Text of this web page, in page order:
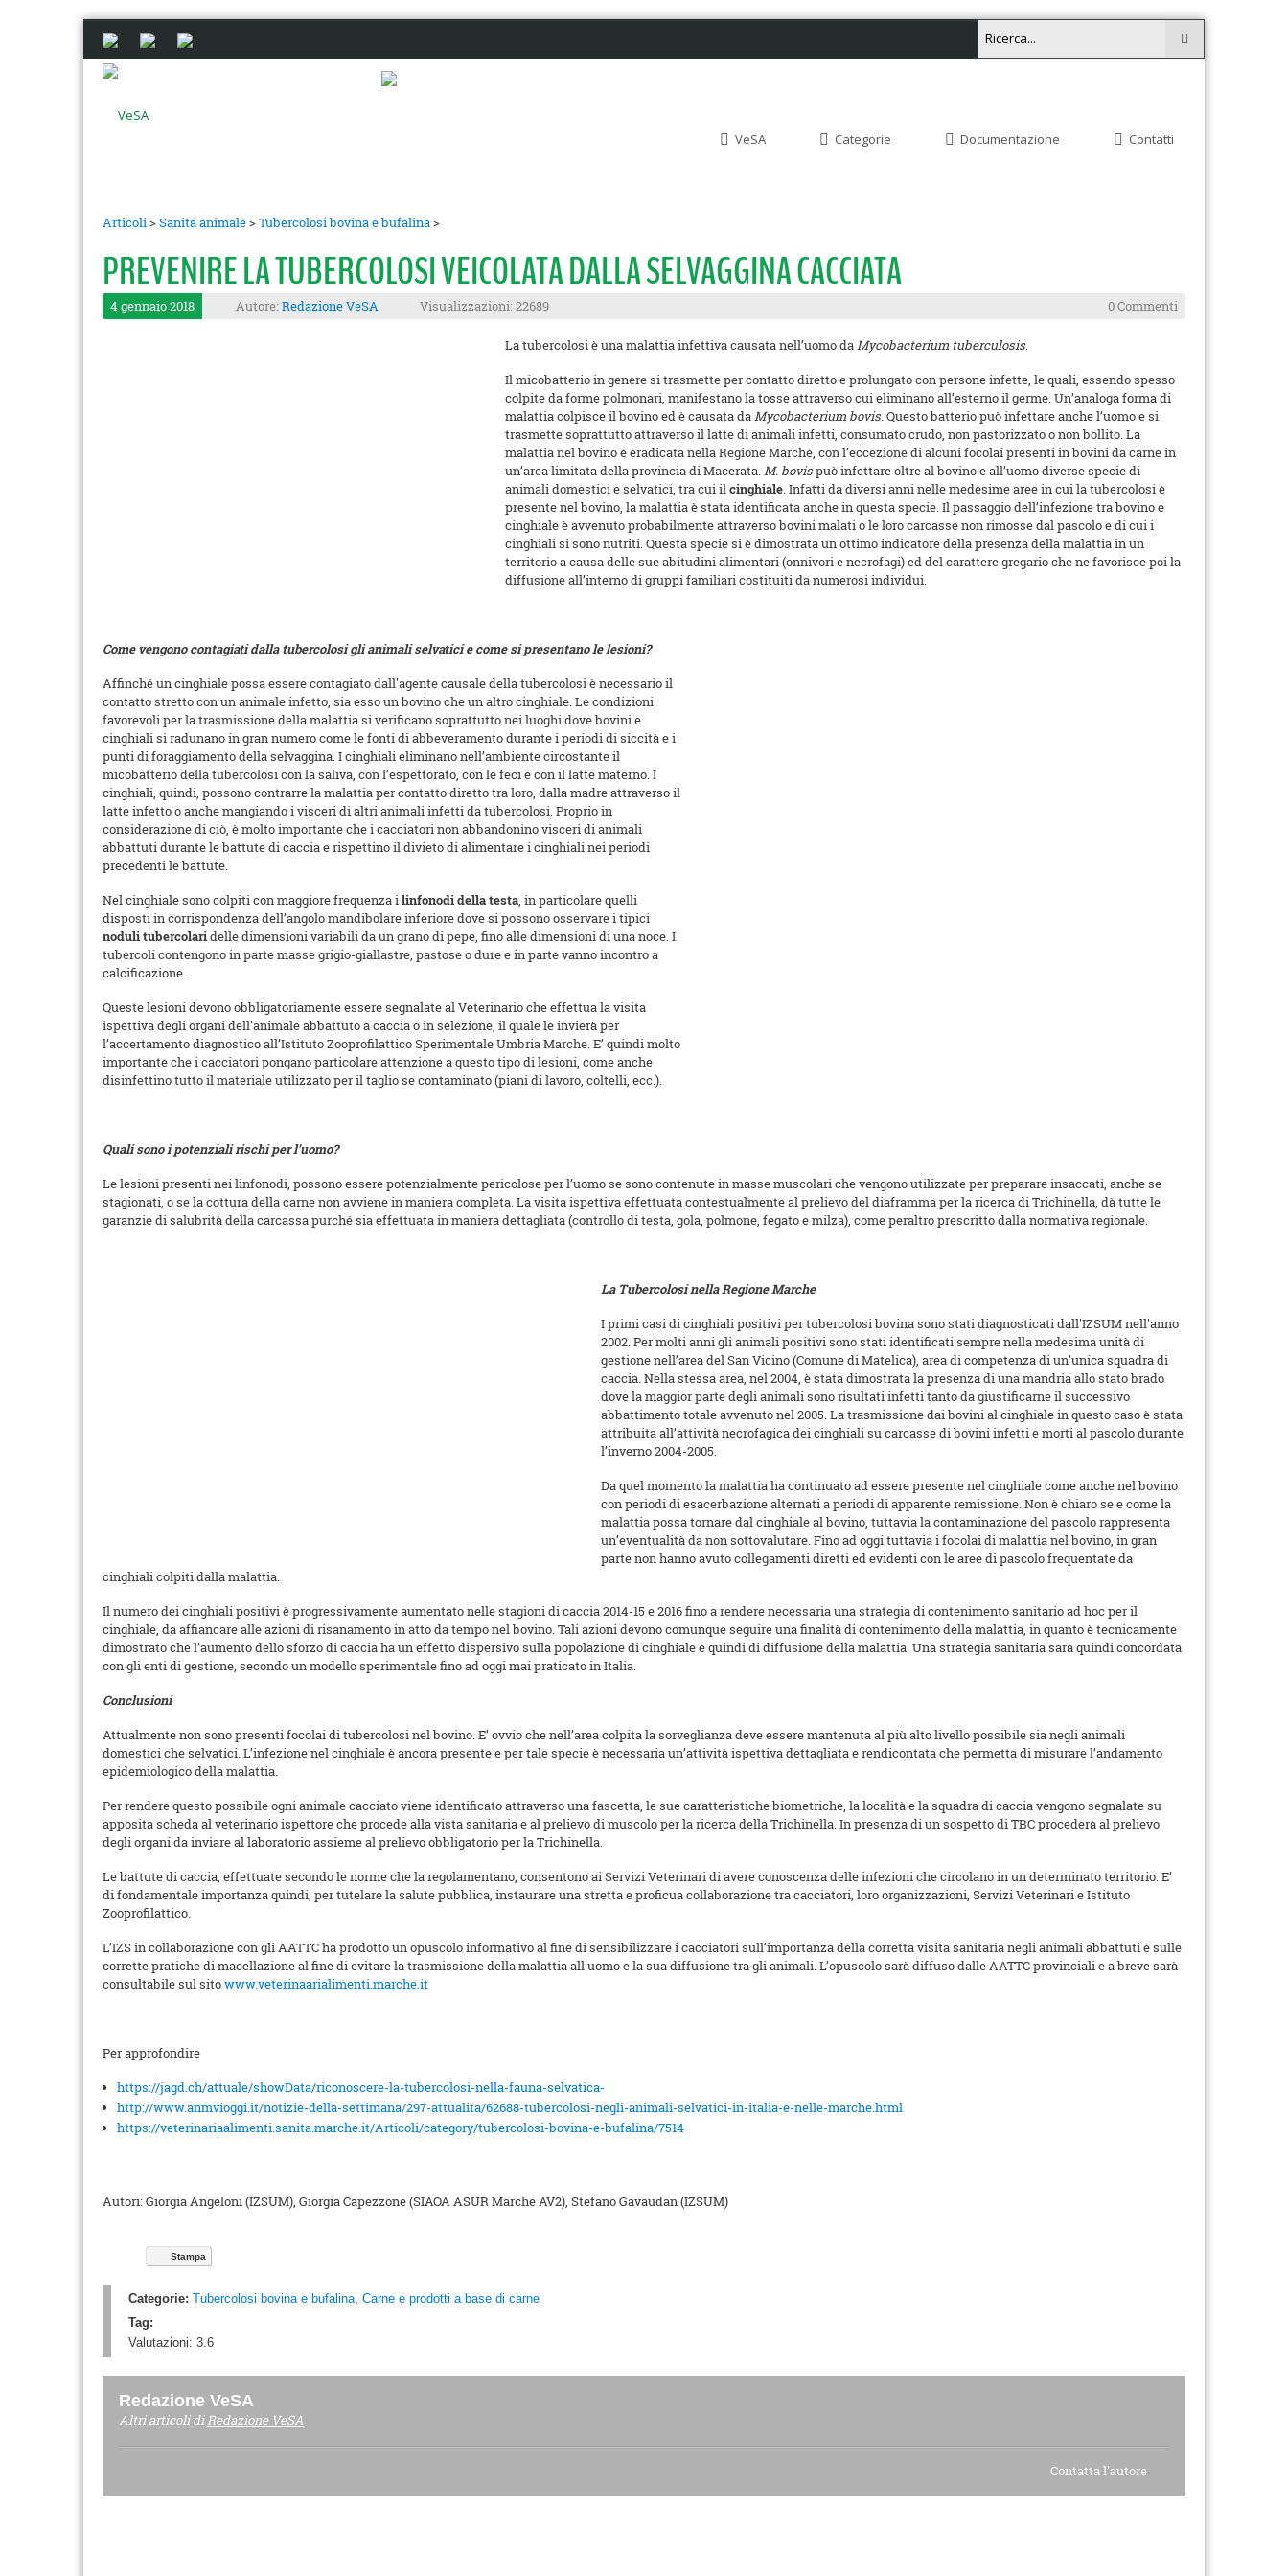
VeSA Categorie Documentazione Contatti
Articoli>Sanità animale>Tubercolosi bovina e bufalina>
PREVENIRE LA TUBERCOLOSI VEICOLATA DALLA SELVAGGINA CACCIATA
4 gennaio 2018 Autore: Redazione VeSA Visualizzazioni: 22689 0 Commenti
La tubercolosi è una malattia infettiva causata nell’uomo daMycobacterium tuberculosis.
Il micobatterio in genere si trasmette per contatto diretto e prolungato con persone infette, le quali, essendo spesso
colpite da forme polmonari, manifestano la tosse attraverso cui eliminano all’esterno il germe. Un’analoga forma di
malattia colpisce il bovino ed è causata daMycobacterium bovis. Questo batterio può infettare anche l’uomo e si
trasmette soprattutto attraverso il latte di animali infetti, consumato crudo, non pastorizzato o non bollito. La
malattia nel bovino è eradicata nella Regione Marche, con l’eccezione di alcuni focolai presenti in bovini da carne in
un’area limitata della provincia di Macerata.M. bovispuò infettare oltre al bovino e all’uomo diverse specie di
animali domestici e selvatici, tra cui ilcinghiale. Infatti da diversi anni nelle medesime aree in cui la tubercolosi è
presente nel bovino, la malattia è stata identificata anche in questa specie. Il passaggio dell’infezione tra bovino e
cinghiale è avvenuto probabilmente attraverso bovini malati o le loro carcasse non rimosse dal pascolo e di cui i
cinghiali si sono nutriti. Questa specie si è dimostrata un ottimo indicatore della presenza della malattia in un
territorio a causa delle sue abitudini alimentari (onnivori e necrofagi) ed del carattere gregario che ne favorisce poi la
diffusione all’interno di gruppi familiari costituiti da numerosi individui.
Come vengono contagiati dalla tubercolosi gli animali selvatici e come si presentano le lesioni?
Affinché un cinghiale possa essere contagiato dall'agente causale della tubercolosi è necessario il
contatto stretto con un animale infetto, sia esso un bovino che un altro cinghiale. Le condizioni
favorevoli per la trasmissione della malattia si verificano soprattutto nei luoghi dove bovini e
cinghiali si radunano in gran numero come le fonti di abbeveramento durante i periodi di siccità e i
punti di foraggiamento della selvaggina. I cinghiali eliminano nell’ambiente circostante il
micobatterio della tubercolosi con la saliva, con l’espettorato, con le feci e con il latte materno. I
cinghiali, quindi, possono contrarre la malattia per contatto diretto tra loro, dalla madre attraverso il
latte infetto o anche mangiando i visceri di altri animali infetti da tubercolosi. Proprio in
considerazione di ciò, è molto importante che i cacciatori non abbandonino visceri di animali
abbattuti durante le battute di caccia e rispettino il divieto di alimentare i cinghiali nei periodi
precedenti le battute.
Nel cinghiale sono colpiti con maggiore frequenza ilinfonodi della testa, in particolare quelli
disposti in corrispondenza dell’angolo mandibolare inferiore dove si possono osservare i tipici
noduli tubercolaridelle dimensioni variabili da un grano di pepe, fino alle dimensioni di una noce. I
tubercoli contengono in parte masse grigio-giallastre, pastose o dure e in parte vanno incontro a
calcificazione.
Queste lesioni devono obbligatoriamente essere segnalate al Veterinario che effettua la visita
ispettiva degli organi dell’animale abbattuto a caccia o in selezione, il quale le invierà per
l’accertamento diagnostico all’Istituto Zooprofilattico Sperimentale Umbria Marche. E’ quindi molto
importante che i cacciatori pongano particolare attenzione a questo tipo di lesioni, come anche
disinfettino tutto il materiale utilizzato per il taglio se contaminato (piani di lavoro, coltelli, ecc.).
Quali sono i potenziali rischi per l’uomo?
Le lesioni presenti nei linfonodi, possono essere potenzialmente pericolose per l’uomo se sono contenute in masse muscolari che vengono utilizzate per preparare insaccati, anche se
stagionati, o se la cottura della carne non avviene in maniera completa. La visita ispettiva effettuata contestualmente al prelievo del diaframma per la ricerca di Trichinella, dà tutte le
garanzie di salubrità della carcassa purché sia effettuata in maniera dettagliata (controllo di testa, gola, polmone, fegato e milza), come peraltro prescritto dalla normativa regionale.
La Tubercolosi nella Regione Marche
I primi casi di cinghiali positivi per tubercolosi bovina sono stati diagnosticati dall'IZSUM nell'anno
2002. Per molti anni gli animali positivi sono stati identificati sempre nella medesima unità di
gestione nell’area del San Vicino (Comune di Matelica), area di competenza di un’unica squadra di
caccia. Nella stessa area, nel 2004, è stata dimostrata la presenza di una mandria allo stato brado
dove la maggior parte degli animali sono risultati infetti tanto da giustificarne il successivo
abbattimento totale avvenuto nel 2005. La trasmissione dai bovini al cinghiale in questo caso è stata
attribuita all’attività necrofagica dei cinghiali su carcasse di bovini infetti e morti al pascolo durante
l’inverno 2004-2005.
Da quel momento la malattia ha continuato ad essere presente nel cinghiale come anche nel bovino
con periodi di esacerbazione alternati a periodi di apparente remissione. Non è chiaro se e come la
malattia possa tornare dal cinghiale al bovino, tuttavia la contaminazione del pascolo rappresenta
un’eventualità da non sottovalutare. Fino ad oggi tuttavia i focolai di malattia nel bovino, in gran
parte non hanno avuto collegamenti diretti ed evidenti con le aree di pascolo frequentate da
cinghiali colpiti dalla malattia.
Il numero dei cinghiali positivi è progressivamente aumentato nelle stagioni di caccia 2014-15 e 2016 fino a rendere necessaria una strategia di contenimento sanitario ad hoc per il
cinghiale, da affiancare alle azioni di risanamento in atto da tempo nel bovino. Tali azioni devono comunque seguire una finalità di contenimento della malattia, in quanto è tecnicamente
dimostrato che l’aumento dello sforzo di caccia ha un effetto dispersivo sulla popolazione di cinghiale e quindi di diffusione della malattia. Una strategia sanitaria sarà quindi concordata
con gli enti di gestione, secondo un modello sperimentale fino ad oggi mai praticato in Italia.
Conclusioni
Attualmente non sono presenti focolai di tubercolosi nel bovino. E’ ovvio che nell’area colpita la sorveglianza deve essere mantenuta al più alto livello possibile sia negli animali
domestici che selvatici. L’infezione nel cinghiale è ancora presente e per tale specie è necessaria un’attività ispettiva dettagliata e rendicontata che permetta di misurare l’andamento
epidemiologico della malattia.
Per rendere questo possibile ogni animale cacciato viene identificato attraverso una fascetta, le sue caratteristiche biometriche, la località e la squadra di caccia vengono segnalate su
apposita scheda al veterinario ispettore che procede alla vista sanitaria e al prelievo di muscolo per la ricerca della Trichinella. In presenza di un sospetto di TBC procederà al prelievo
degli organi da inviare al laboratorio assieme al prelievo obbligatorio per la Trichinella.
Le battute di caccia, effettuate secondo le norme che la regolamentano, consentono ai Servizi Veterinari di avere conoscenza delle infezioni che circolano in un determinato territorio. E’
di fondamentale importanza quindi, per tutelare la salute pubblica, instaurare una stretta e proficua collaborazione tra cacciatori, loro organizzazioni, Servizi Veterinari e Istituto
Zooprofilattico.
L’IZS in collaborazione con gli AATTC ha prodotto un opuscolo informativo al fine di sensibilizzare i cacciatori sull’importanza della corretta visita sanitaria negli animali abbattuti e sulle
corrette pratiche di macellazione al fine di evitare la trasmissione della malattia all'uomo e la sua diffusione tra gli animali. L’opuscolo sarà diffuso dalle AATTC provinciali e a breve sarà
consultabile sul sitowww.veterinaarialimenti.marche.it
Per approfondire
https://jagd.ch/attuale/showData/riconoscere-la-tubercolosi-nella-fauna-selvatica-
http://www.anmvioggi.it/notizie-della-settimana/297-attualita/62688-tubercolosi-negli-animali-selvatici-in-italia-e-nelle-marche.html
https://veterinariaalimenti.sanita.marche.it/Articoli/category/tubercolosi-bovina-e-bufalina/7514
Autori: Giorgia Angeloni (IZSUM), Giorgia Capezzone (SIAOA ASUR Marche AV2), Stefano Gavaudan (IZSUM)
Stampa
Categorie: Tubercolosi bovina e bufalina, Carne e prodotti a base di carne
Tag:
Valutazioni: 3.6
Redazione VeSA
Altri articoli diRedazione VeSA
Contatta l'autore